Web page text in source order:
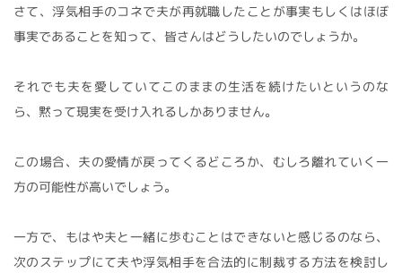
さて、浮気相手のコネで夫が再就職したことが事実もしくはほぼ
事実であることを知って、皆さんはどうしたいのでしょうか。
それでも夫を愛していてこのままの生活を続けたいというのな
ら、黙って現実を受け入れるしかありません。
この場合、夫の愛情が戻ってくるどころか、むしろ離れていく一
方の可能性が高いでしょう。
一方で、もはや夫と一緒に歩むことはできないと感じるのなら、
次のステップにて夫や浮気相手を合法的に制裁する方法を検討し